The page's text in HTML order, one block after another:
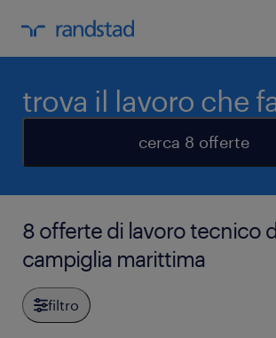
trova il lavoro che
cerca 8 offerte
8 offerte di lavoro tecnico
campiglia marittima
filtro